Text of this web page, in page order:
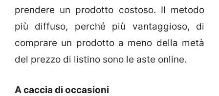
prendere un prodotto costoso. Il metodo
più diffuso, perché più vantaggioso, di
comprare un prodotto a meno della metà
del prezzo di listino sono le aste online.
A caccia di occasioni